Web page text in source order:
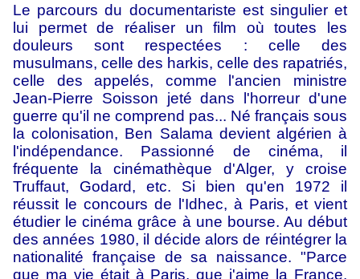
Le parcours du documentariste est singulier et
lui permet de réaliser un film où toutes les
douleurs sont respectées : celle des
musulmans, celle des harkis, celle des rapatriés,
celle des appelés, comme l'ancien ministre
Jean-Pierre Soisson jeté dans l'horreur d'une
guerre qu'il ne comprend pas... Né français sous
la colonisation, Ben Salama devient algérien à
l'indépendance. Passionné de cinéma, il
fréquente la cinémathèque d'Alger, y croise
Truffaut, Godard, etc. Si bien qu'en 1972 il
réussit le concours de l'Idhec, à Paris, et vient
étudier le cinéma grâce à une bourse. Au début
des années 1980, il décide alors de réintégrer la
nationalité française de sa naissance. "Parce
que ma vie était à Paris, que j'aime la France,